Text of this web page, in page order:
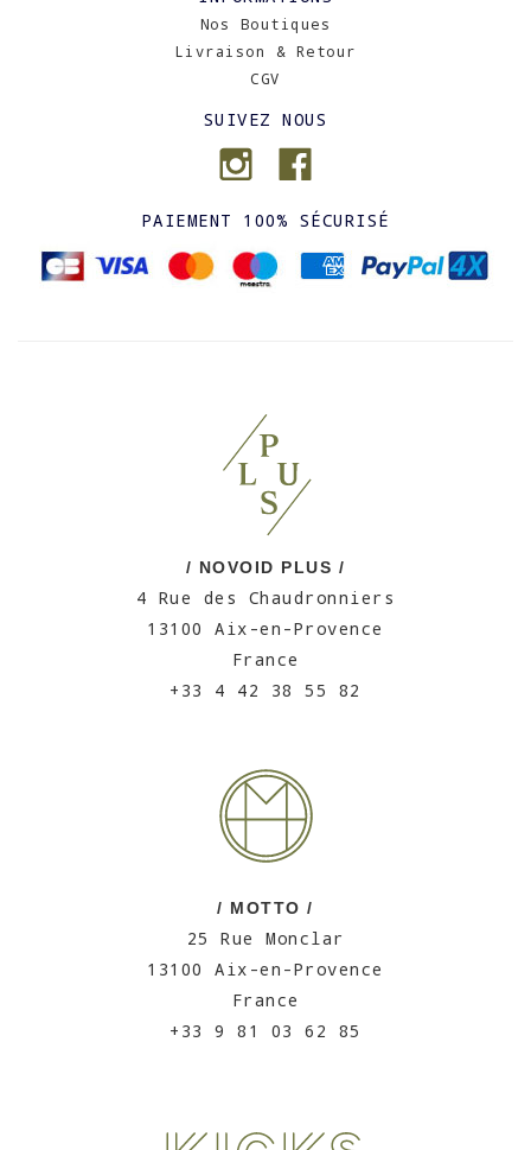
Nos Boutiques
Livraison & Retour
CGV
SUIVEZ NOUS
PAIEMENT 100% SÉCURISÉ
/ NOVOID PLUS /
4 Rue des Chaudronniers
13100 Aix-en-Provence
France
+33 4 42 38 55 82
/ MOTTO /
25 Rue Monclar
13100 Aix-en-Provence
France
+33 9 81 03 62 85